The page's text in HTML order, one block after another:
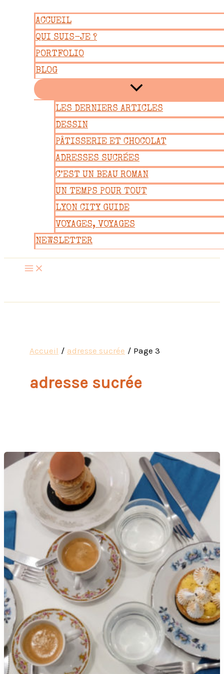
contenu
ACCUEIL
QUI SUIS-JE ?
PORTFOLIO
BLOG
LES DERNIERS ARTICLES
DESSIN
PÂTISSERIE ET CHOCOLAT
ADRESSES SUCRÉES
C’EST UN BEAU ROMAN
UN TEMPS POUR TOUT
LYON CITY GUIDE
VOYAGES, VOYAGES
NEWSLETTER
Accueil adresse sucrée Page 3
adresse sucrée